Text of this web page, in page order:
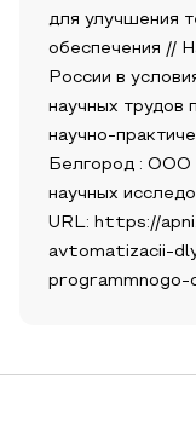
для улучшения
обеспечения //
России в
научных трудов
научно-
Белгород : ООО
научных
URL: https://
avtomatizacii-
programmnogo-